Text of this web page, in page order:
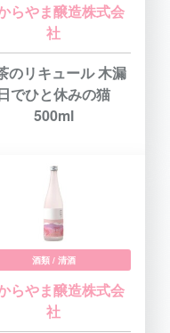
らやま醸造株式会
社
のリキュール 木漏
でひと休みの猫
500ml
酒類 / 清酒
らやま醸造株式会
社